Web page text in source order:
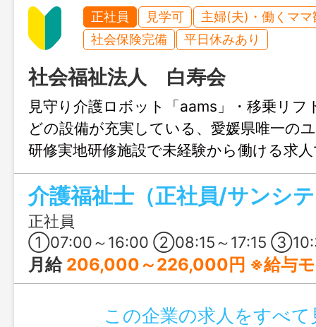
正社員 見学可
主婦(夫)・働くママ
社会保険完備
平日休みあり
社会福祉法人 白寿会
見守り介護ロボット「aams」・移乗リフ
どの設備が充実している、愛媛県唯一の
研修実地研修施設で未経験から働ける求
を一望しながらリフレッシュしつつ、個
きるのが魅力◎ 職場見学で他の施設と異
てみてください♪
介護福祉士（正社員/サンシ
正社員
①07:00～16:00 ②08:15～17:15 ③10:30～19:30 ④17:00～9:00(休憩60分＋他休憩）※夜勤 ※配属により時間が異
月給 206,000～226,000円 ※給与モ
この企業の求人をすべて